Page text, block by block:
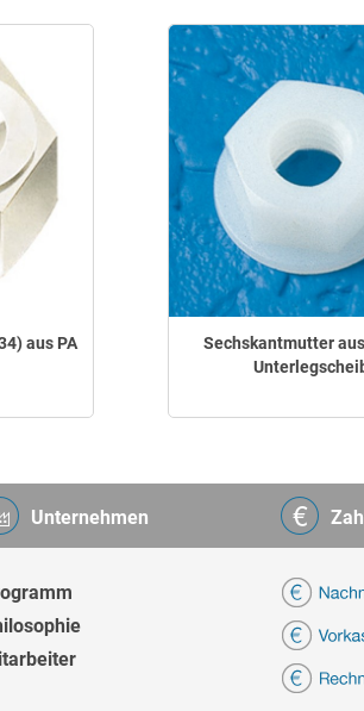
aus PA
Sechskantmutter
Unternehmen